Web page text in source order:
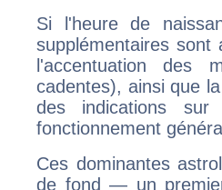
Si l'heure de
supplémentaires sont
l'accentuation des
cadentes), ainsi que
des indications sur
fonctionnement
Ces dominantes
de fond — un